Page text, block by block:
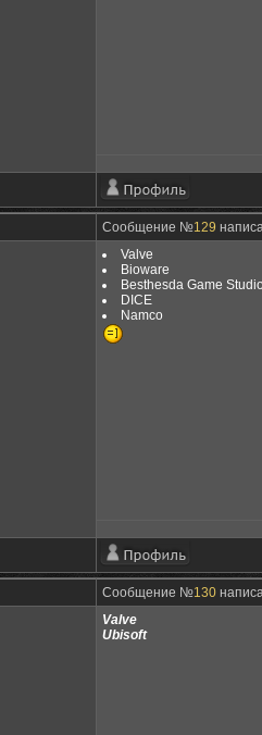
Сообщение №129
Valve
Bioware
Besthesda Game
DICE
Namco
Сообщение №130
Valve
Ubisoft